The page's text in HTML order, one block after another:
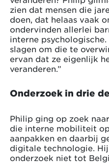
zien dat mensen die
doen, dat helaas vaak
ondervinden allerlei
interne
slagen om die te
ervan dat ze eigenlijk
veranderen.”
Onderzoek in drie
Philip ging op zoek
die interne mobiliteit
aanpakken en daarbij
digitale technologie.
onderzoek niet tot